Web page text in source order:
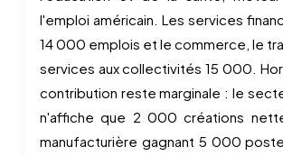
l'emploi américain. Les services
14 000 emplois et le commerce, le
services aux collectivités 15 000.
contribution reste marginale : le
n'affiche que 2 000 créations
manufacturière gagnant 5 000